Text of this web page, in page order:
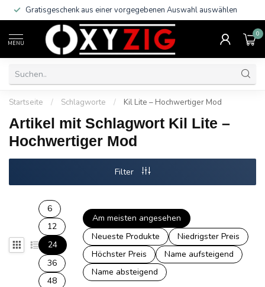
Gratisgeschenk aus einer vorgegebenen Auswahl auswählen
MENU
0
Startseite / Schlagworte / Kil Lite – Hochwertiger Mod
Artikel mit Schlagwort Kil Lite –
Hochwertiger Mod
Filter
6
12
24
36
48
Am meisten angesehen
Neueste Produkte
Niedrigster Preis
Höchster Preis
Name aufsteigend
Name absteigend